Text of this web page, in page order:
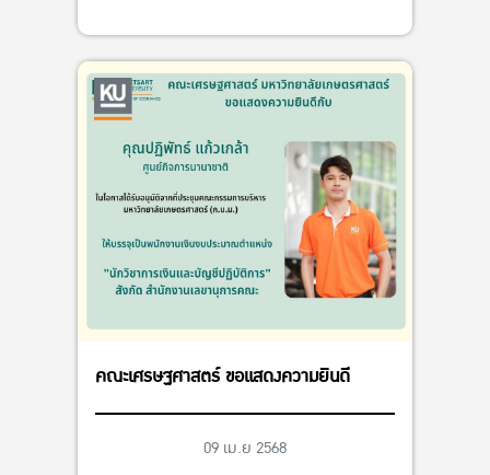
คณะเศรษฐศาสตร์ ขอแสดงความยินดี
09 เม.ย 2568